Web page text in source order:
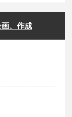
、作成